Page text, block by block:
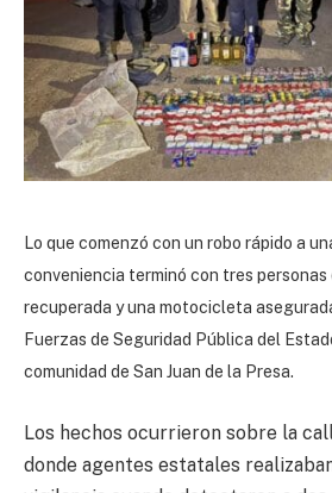
Lo que comenzó con un robo rápido a
conveniencia terminó con tres
recuperada y una motocicleta
Fuerzas de Seguridad Pública del
comunidad de San Juan de la Presa.
Los hechos ocurrieron sobre la
donde agentes estatales